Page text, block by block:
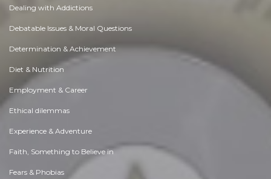
Dealing with Addictions
Debatable Issues & Moral Questions
Determination & Achievement
Diet & Nutrition
Employment & Career
Ethical dilemmas
Experience & Adventure
Faith, Something to Believe in
Fears & Phobias